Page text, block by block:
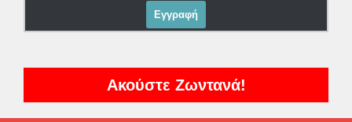
Ακούστε Ζωντανά!